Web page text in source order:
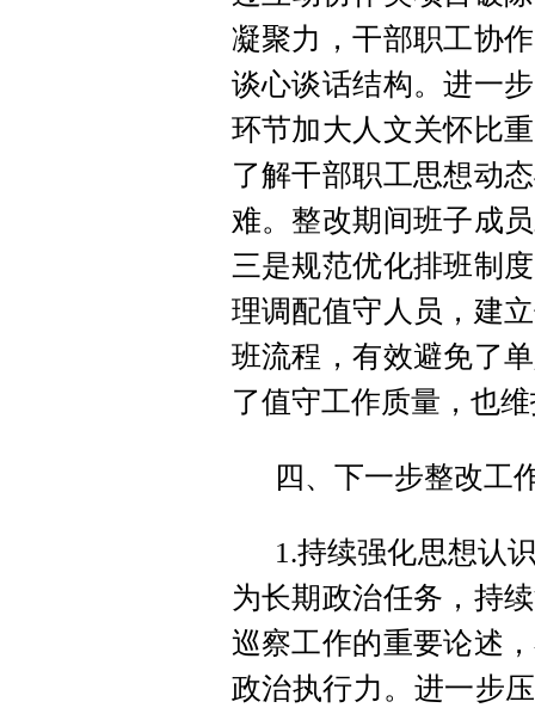
凝聚力，干部职工协
谈心谈话结构。进一
环节加大人文关怀比
了解干部职工思想动
难。整改期间班子成
三是规范优化排班制
理调配值守人员，建
班流程，有效避免了
了值守工作质量，也
四、下一步整改工
1.持续强化思想认
为长期政治任务，持
巡察工作的重要论述
政治执行力。进一步